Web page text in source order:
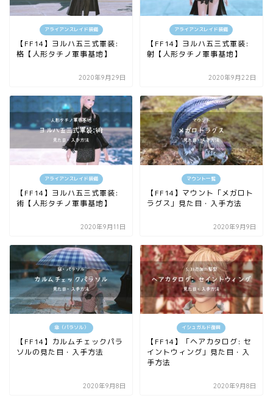
アライアンスレイド装備
【FF14】ヨルハ五三式軍装:
格【人形タチノ軍事基地】
2020年9月29日
アライアンスレイド装備
【FF14】ヨルハ五三式軍装:
射【人形タチノ軍事基地】
2020年9月22日
アライアンスレイド装備
【FF14】ヨルハ五三式軍装:
術【人形タチノ軍事基地】
2020年9月11日
マウント一覧
【FF14】マウント「メガロト
ラグス」見た目・入手方法
2020年9月9日
傘（パラソル）
【FF14】カルムチェックパラ
ソルの見た目・入手方法
2020年9月8日
イシュガルド復興
【FF14】「ヘアカタログ: セ
イントウィング」見た目・入
手方法
2020年9月8日